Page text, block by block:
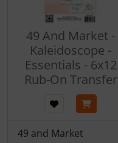
49 And Market -
Kaleidoscope -
Essentials - 6x12
Rub-On Transfer
49 and Market